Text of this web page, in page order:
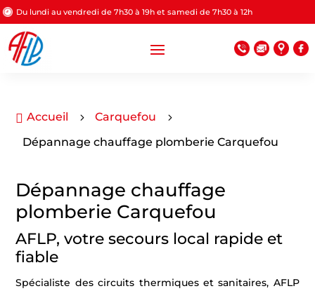
Du lundi au vendredi de 7h30 à 19h et samedi de 7h30 à 12h
 Accueil 5 Carquefou 5
Dépannage chauffage plomberie Carquefou
Dépannage chauffage
plomberie Carquefou
AFLP, votre secours local rapide et
fiable
Spécialiste des circuits thermiques et sanitaires, AFLP